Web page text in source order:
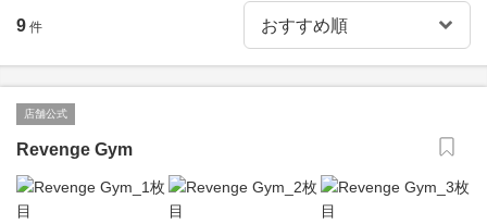
9 件
店舗公式
Revenge Gym